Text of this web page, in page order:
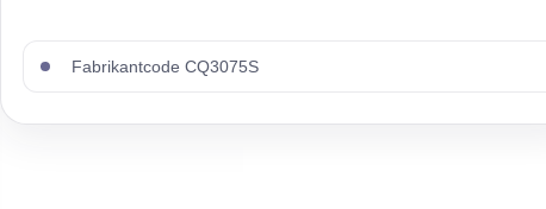
Fabrikantcode CQ3075S